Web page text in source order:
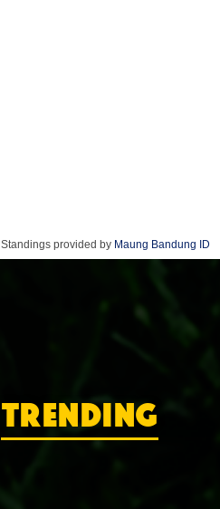
Standings provided by Maung Bandung ID
TRENDING